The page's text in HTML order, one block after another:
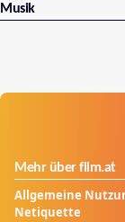
Musik
Mehr über film.at
Allgemeine
Netiquette